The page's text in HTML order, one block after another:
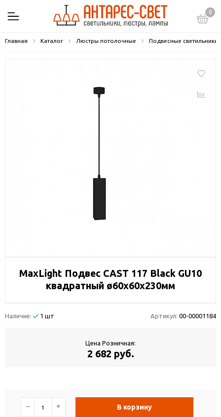
0
Главная Каталог Люстры потолочные Подвесные светильники
MaxLight Подвес CAST 117 Black GU10
квадратный ø60x60x230мм
Наличие: 1 шт Артикул: 00-00001184
Цена Розничная:
2 682 руб.
− + В корзину